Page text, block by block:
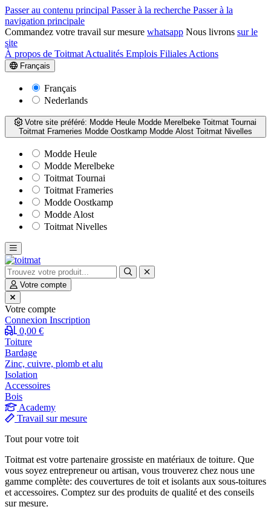
Passer au contenu principal Passer à la recherche Passer à la
navigation principale
Commandez votre travail sur mesure whatsapp Nous livrons sur le
site
À propos de Toitmat Actualités Emplois Filiales Actions
Français
Français
Nederlands
Votre site préféré: Modde Heule Modde Merelbeke Toitmat Tournai
Toitmat Frameries Modde Oostkamp Modde Alost Toitmat Nivelles
Modde Heule
Modde Merelbeke
Toitmat Tournai
Toitmat Frameries
Modde Oostkamp
Modde Alost
Toitmat Nivelles
Votre compte
Votre compte
Connexion Inscription
0,00 €
Toiture
Bardage
Zinc, cuivre, plomb et alu
Isolation
Accessoires
Bois
Academy
Travail sur mesure
Tout pour votre toit
Toitmat est votre partenaire grossiste en matériaux de toiture. Que
vous soyez entrepreneur ou artisan, vous trouverez chez nous une
gamme complète: des couvertures de toit et isolants aux sous-toitures
et accessoires. Comptez sur des produits de qualité et des conseils
sur mesure.